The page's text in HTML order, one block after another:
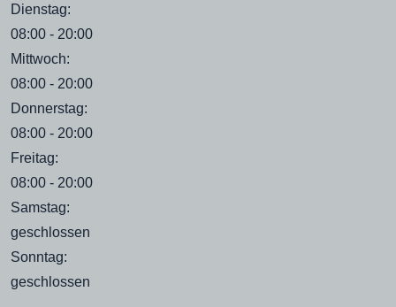
Dienstag:
08:00 - 20:00
Mittwoch:
08:00 - 20:00
Donnerstag:
08:00 - 20:00
Freitag:
08:00 - 20:00
Samstag:
geschlossen
Sonntag:
geschlossen